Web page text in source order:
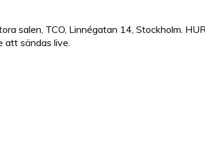
salen, TCO, Linnégatan 14, Stockholm.
att sändas live.